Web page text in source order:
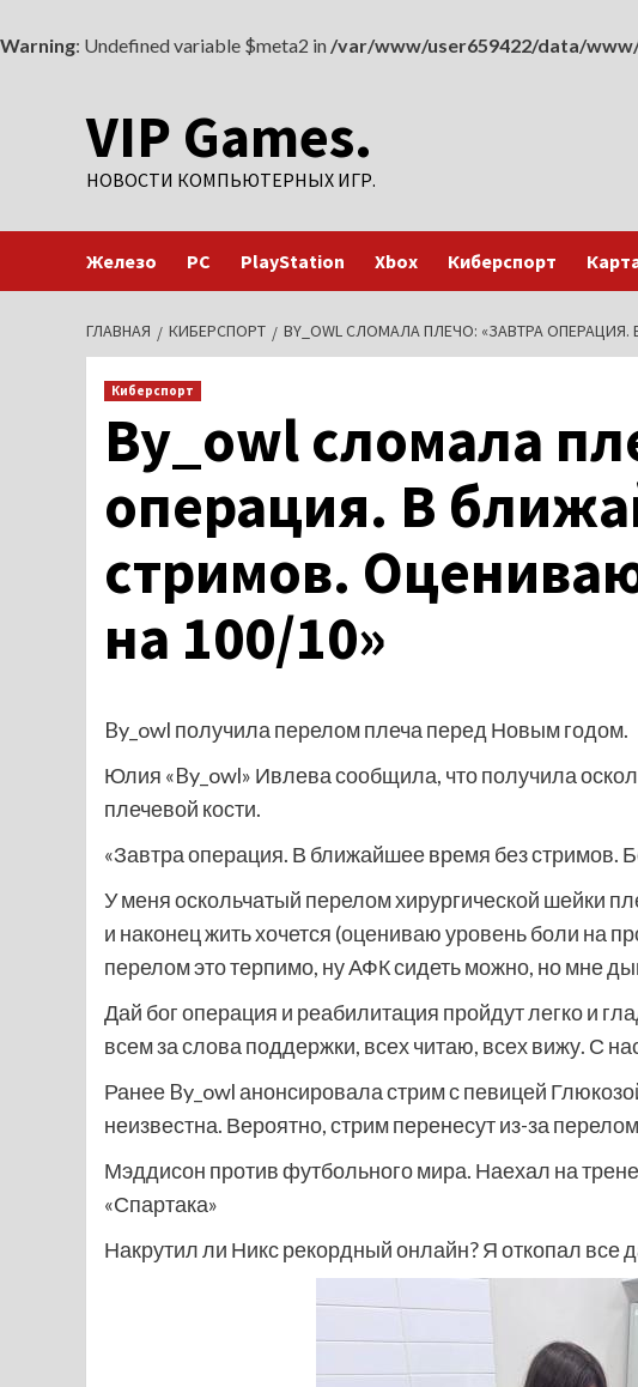
Warning: Undefined variable $meta2 in /var/www/user659422/data/
содержимомуVIP Games.
НОВОСТИ КОМПЬЮТЕРНЫХ ИГР.
Железо PC PlayStation Xbox Киберспорт
ГЛАВНАЯ КИБЕРСПОРТ BY_OWL СЛОМАЛА ПЛЕЧО: «ЗАВТРА
Киберспорт
By_owl сломала
операция. В
стримов.
на 100/10»
By_owl получила перелом плеча перед Новым годом.
Юлия «By_owl» Ивлева сообщила, что получила
плечевой кости.
«Завтра операция. В ближайшее время без стримов.
У меня оскольчатый перелом хирургической шейки
и наконец жить хочется (оцениваю уровень боли на
перелом это терпимо, ну АФК сидеть можно, но мне
Дай бог операция и реабилитация пройдут легко и
всем за слова поддержки, всех читаю, всех вижу. С
Ранее By_owl анонсировала стрим с певицей
неизвестна. Вероятно, стрим перенесут из-за
Мэддисон против футбольного мира. Наехал на
«Спартака»
Накрутил ли Никс рекордный онлайн? Я откопал все